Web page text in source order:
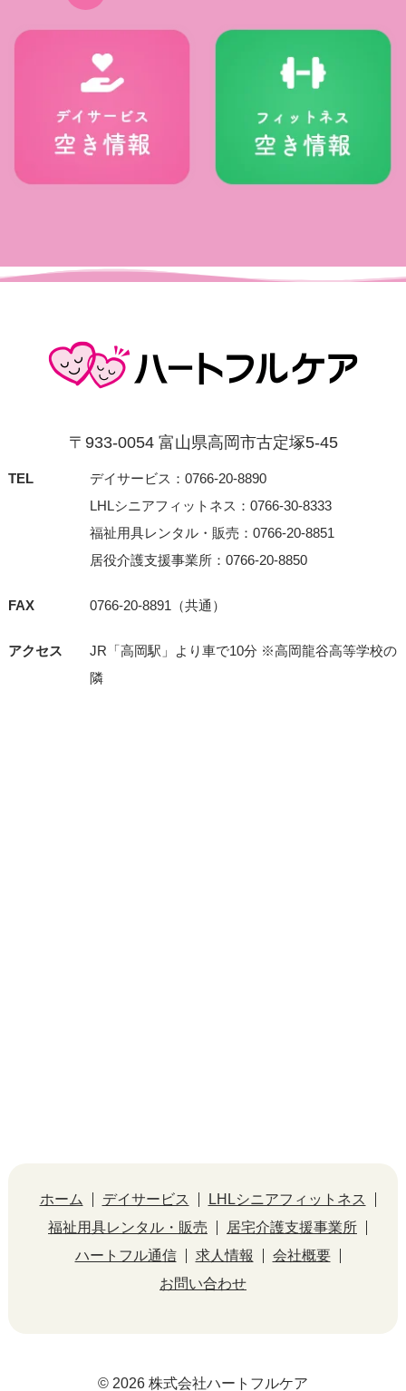
〒933-0054 富⼭県⾼岡市古定塚5-45
TEL
デイサービス：0766-20-8890
LHLシニアフィットネス：0766-30-8333
福祉用具レンタル・販売：0766-20-8851
居役介護支援事業所：0766-20-8850
FAX 0766-20-8891（共通）
アクセス
JR「⾼岡駅」より⾞で10分 ※⾼岡⿓⾕⾼等学校の
隣
ホーム デイサービス
LHLシニアフィットネス
福祉用具レンタル・販売
居宅介護支援事業所
ハートフル通信
求人情報
会社概要
お問い合わせ
© 2026 株式会社ハートフルケア